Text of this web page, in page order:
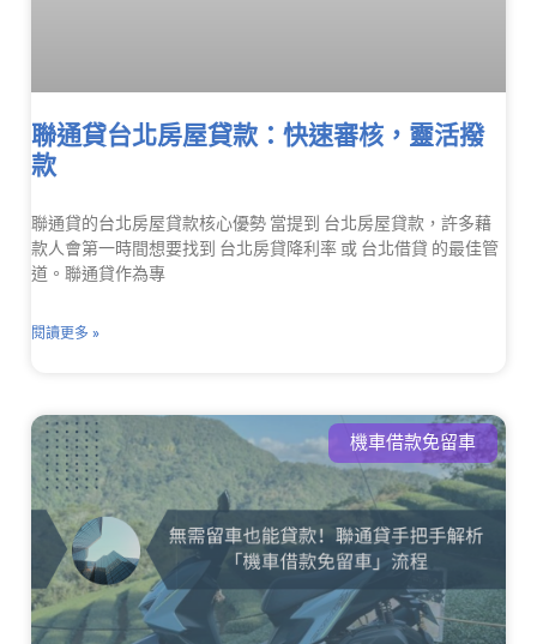
聯通貸台北房屋貸款：快速審核，靈活撥
款
聯通貸的台北房屋貸款核心優勢 當提到 台北房屋貸款，許多藉
款人會第一時間想要找到 台北房貸降利率 或 台北借貸 的最佳管
道。聯通貸作為專
閱讀更多 »
機車借款免留車